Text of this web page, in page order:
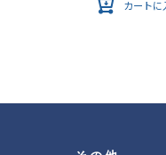
カートに